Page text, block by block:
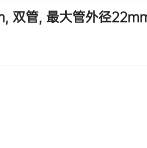
双管, 最大管外径